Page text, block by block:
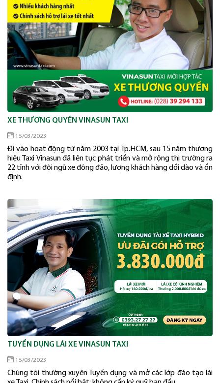
XE THƯƠNG QUYỀN VINASUN TAXI
15/03/2023
Đi vào hoạt động từ năm 2003 tại Tp.HCM, sau 15 năm thương
hiệu Taxi Vinasun đã liên tục phát triển và mở rộng thị trường ra
22 tỉnh với đội ngũ xe đông đảo, lượng khách hàng dồi dào và ổn
định.
TUYỂN DỤNG LÁI XE VINASUN TAXI
15/03/2023
Chúng tôi thường xuyên Tuyển dụng và mở các lớp đào tạo lái